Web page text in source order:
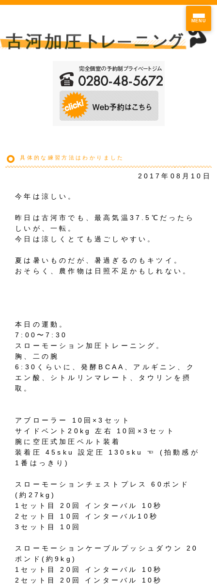
MENU
具体的な練習方法はわかりました
2017年08月10日
今年は涼しい。
昨日は古河市でも、最高気温37.5℃だったら
しいが、一転。
今日は涼しくとても過ごしやすい。
夏は暑いものだが、暑過ぎるのもキツイ。
おそらく、農作物は日照不足かもしれない。
本日の運動。
7:00〜7:30
スローモーション加圧トレーニング。
胸、二の腕
6:30くらいに、発酵BCAA、アルギニン、ク
エン酸、シトルリンマレート、タウリンを摂
取。
アブローラー 10回×3セット
サイドベント20kg 左右 10回×3セット
腕に空圧式加圧ベルト装着
装着圧 45sku 設定圧 130sku ☜ (拍動感が
1番はっきり)
スローモーションチェストプレス 60ポンド
(約27kg)
1セット目 20回 インターバル 10秒
2セット目 10回 インターバル10秒
3セット目 10回
スローモーションケーブルプッシュダウン 20
ポンド(約9kg)
1セット目 20回 インターバル 10秒
2セット目 20回 インターバル 10秒